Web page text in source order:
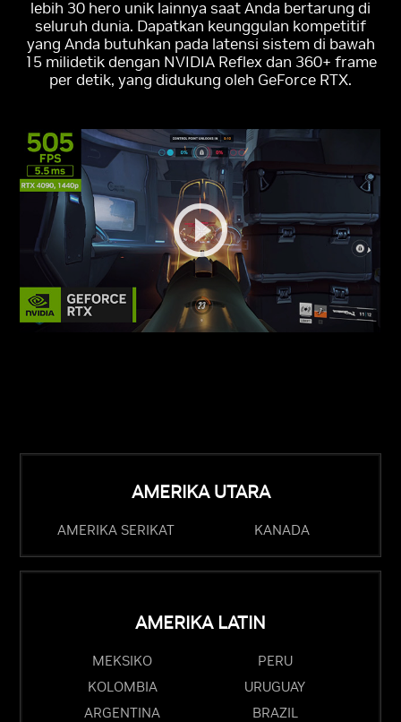
lebih 30 hero unik lainnya saat Anda bertarung di
seluruh dunia. Dapatkan keunggulan kompetitif
yang Anda butuhkan pada latensi sistem di bawah
15 milidetik dengan NVIDIA Reflex dan 360+ frame
per detik, yang didukung oleh GeForce RTX.
AMERIKA UTARA
AMERIKA SERIKAT KANADA
AMERIKA LATIN
MEKSIKO
PERU
KOLOMBIA
URUGUAY
ARGENTINA
BRAZIL